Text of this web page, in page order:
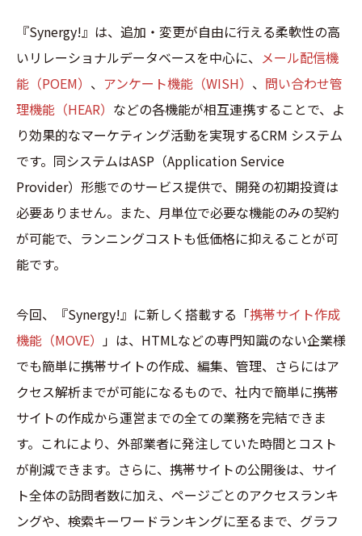
『Synergy!』は、追加・変更が自由に行える柔軟性の高
いリレーショナルデータベースを中心に、 メール配信機
能（POEM） 、 アンケート機能（WISH） 、 問い合わせ管
理機能（HEAR） などの各機能が相互連携することで、よ
り効果的なマーケティング活動を実現するCRM システム
です。同システムはASP（Application Service
Provider）形態でのサービス提供で、開発の初期投資は
必要ありません。また、月単位で必要な機能のみの契約
が可能で、ランニングコストも低価格に抑えることが可
能です。
今回、『Synergy!』に新しく搭載する「携帯サイト作成
機能（MOVE） 」は、HTMLなどの専門知識のない企業様
でも簡単に携帯サイトの作成、編集、管理、さらにはア
クセス解析までが可能になるもので、社内で簡単に携帯
サイトの作成から運営までの全ての業務を完結できま
す。これにより、外部業者に発注していた時間とコスト
が削減できます。さらに、携帯サイトの公開後は、サイ
ト全体の訪問者数に加え、ページごとのアクセスランキ
ングや、検索キーワードランキングに至るまで、グラフ